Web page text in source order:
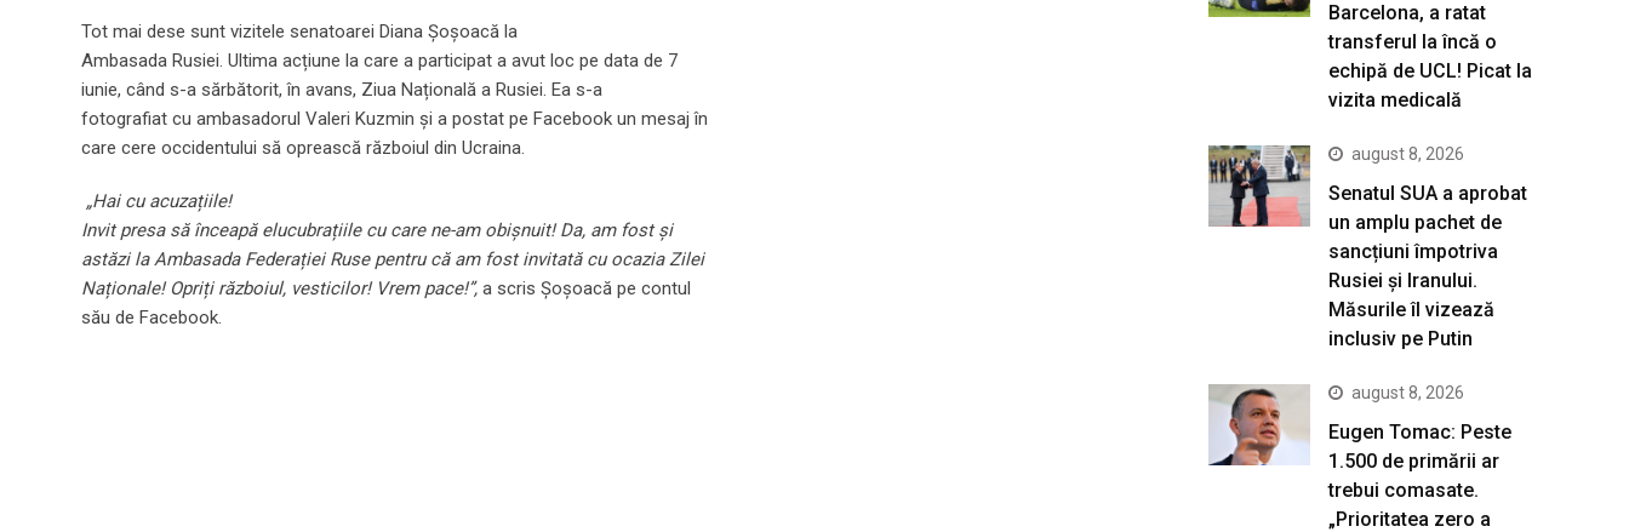
Tot mai dese sunt vizitele senatoarei Diana Șoșoacă la
Ambasada Rusiei. Ultima acțiune la care a participat a avut loc pe data de 7
iunie, când s-a sărbătorit, în avans, Ziua Națională a Rusiei. Ea s-a
fotografiat cu ambasadorul Valeri Kuzmin și a postat pe Facebook un mesaj în
care cere occidentului să oprească războiul din Ucraina.
„Hai cu acuzațiile!
Invit presa să înceapă elucubrațiile cu care ne-am obișnuit! Da, am fost și
astăzi la Ambasada Federației Ruse pentru că am fost invitată cu ocazia Zilei
Naționale! Opriți războiul, vesticilor! Vrem pace!”, a scris Șoșoacă pe contul
său de Facebook.
Barcelona, a ratat
transferul la încă o
echipă de UCL! Picat la
vizita medicală
august 8, 2026
Senatul SUA a aprobat
un amplu pachet de
sancțiuni împotriva
Rusiei și Iranului.
Măsurile îl vizează
inclusiv pe Putin
august 8, 2026
Eugen Tomac: Peste
1.500 de primării ar
trebui comasate.
„Prioritatea zero a